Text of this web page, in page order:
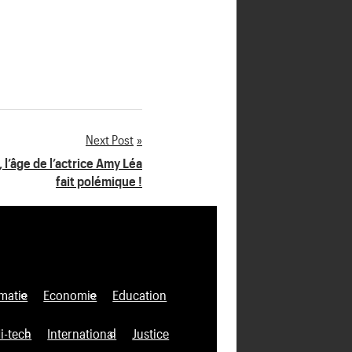
Next Post
de l’actrice Amy Léa
fait polémique !
Economie Education
tech International Justice